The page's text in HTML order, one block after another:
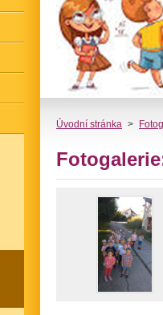
Úvodní stránka >